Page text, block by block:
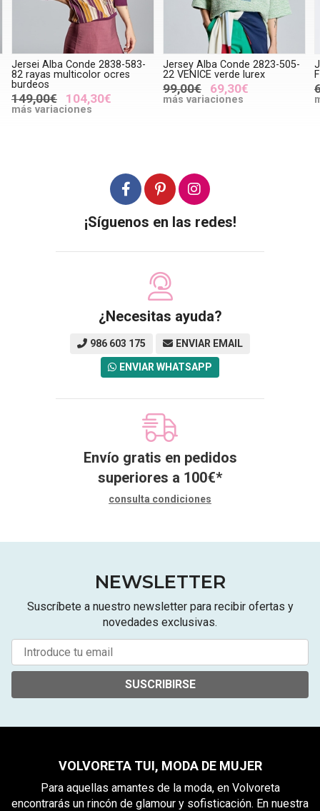
Conde 2838-583-
multicolor ocres
104,30€
Jersey Alba Conde 2823-505-
22 VENICE verde lurex
69,30€
más variaciones
Jersey ese
FISHER
más
¡Síguenos en las redes!
¿Necesitas ayuda?
986 603 175 ENVIAR EMAIL
ENVIAR WHATSAPP
Envío gratis en pedidos
superiores a 100€*
consulta condiciones
NEWSLETTER
Suscríbete a nuestro newsletter para recibir ofertas y
novedades exclusivas.
SUSCRIBIRSE
VOLVORETA TUI, MODA DE MUJER
Para aquellas amantes de la moda, en Volvoreta
encontrarás un rincón de glamour y sofisticación. En nuestra